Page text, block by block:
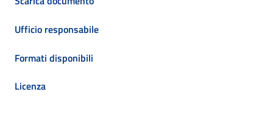
Ufficio responsabile
Formati disponibili
Licenza